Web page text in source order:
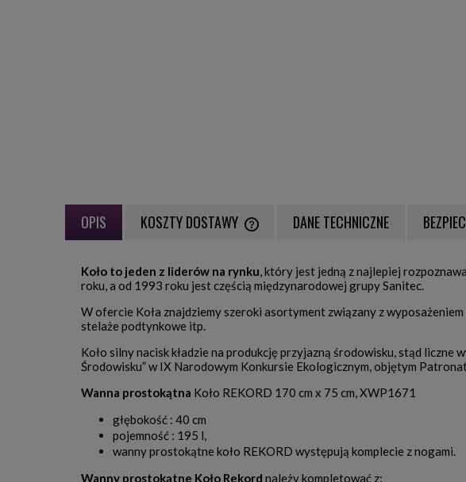
OPIS KOSZTY DOSTAWY
CENA NIE ZAWIERA EWENTUALNYCH KOSZTÓW
PŁATNOŚCI
DANE TECHNICZNE
Koło to jeden z liderów na rynku, który jest jedną z najlepiej
roku, a od 1993 roku jest częścią międzynarodowej grupy Sanitec.
W ofercie Koła znajdziemy szeroki asortyment związany z
stelaże podtynkowe itp.
Koło silny nacisk kładzie na produkcję przyjazną środowisku, stąd
Środowisku” w IX Narodowym Konkursie Ekologicznym, objętym
Wanna prostokątna Koło REKORD 170 cm x 75 cm, XWP1671
głębokość : 40 cm
pojemność : 195 l,
wanny prostokątne koło REKORD występują komplecie z nogami.
Wanny prostokątne Koło Rekord należy kompletować z: